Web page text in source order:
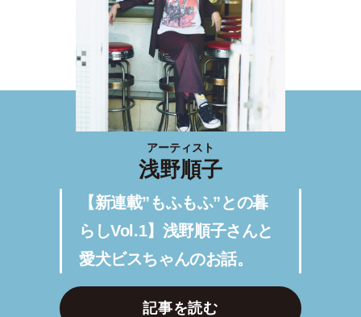
アーティスト
浅野順子
【新連載”もふもふ”との暮
らしVol.1】浅野順子さんと
愛犬ビスちゃんのお話。
記事を読む